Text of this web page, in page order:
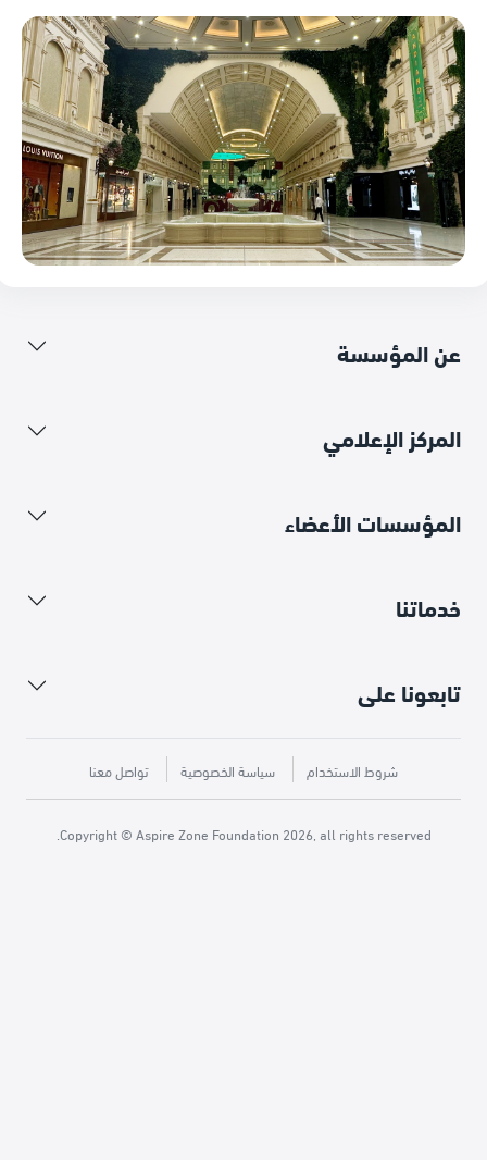
عن المؤسسة
المركز الإعلامي
المؤسسات الأعضاء
خدماتنا
تابعونا على
شروط الاستخدام سياسة الخصوصية تواصل معنا
Copyright © Aspire Zone Foundation 2026, all rights reserved.